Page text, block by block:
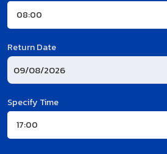
Return Date
Specify Time